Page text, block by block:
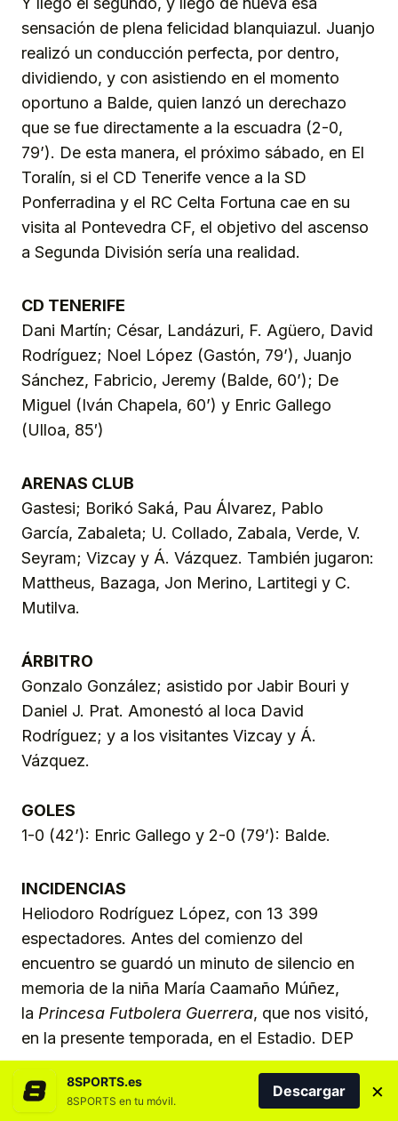
sensación de plena felicidad blanquiazul. Juanjo
realizó un conducción perfecta, por dentro,
dividiendo, y con asistiendo en el momento
oportuno a Balde, quien lanzó un derechazo
que se fue directamente a la escuadra (2-0,
79’). De esta manera, el próximo sábado, en El
Toralín, si el CD Tenerife vence a la SD
Ponferradina y el RC Celta Fortuna cae en su
visita al Pontevedra CF, el objetivo del ascenso
a Segunda División sería una realidad.
CD TENERIFE
Dani Martín; César, Landázuri, F. Agüero, David
Rodríguez; Noel López (Gastón, 79’), Juanjo
Sánchez, Fabricio, Jeremy (Balde, 60’); De
Miguel (Iván Chapela, 60’) y Enric Gallego
(Ulloa, 85′)
ARENAS CLUB
Gastesi; Borikó Saká, Pau Álvarez, Pablo
García, Zabaleta; U. Collado, Zabala, Verde, V.
Seyram; Vizcay y Á. Vázquez. También jugaron:
Mattheus, Bazaga, Jon Merino, Lartitegi y C.
Mutilva.
ÁRBITRO
Gonzalo González; asistido por Jabir Bouri y
Daniel J. Prat. Amonestó al loca David
Rodríguez; y a los visitantes Vizcay y Á.
Vázquez.
GOLES
1-0 (42’): Enric Gallego y 2-0 (79’): Balde.
INCIDENCIAS
Heliodoro Rodríguez López, con 13 399
espectadores. Antes del comienzo del
encuentro se guardó un minuto de silencio en
memoria de la niña María Caamaño Múñez,
la Princesa Futbolera Guerrera, que nos visitó,
en la presente temporada, en el Estadio. DEP
CANARIAS SANTA CRUZ DE TENERIFE
8SPORTS.es
8SPORTS en tu móvil.
Descargar ×